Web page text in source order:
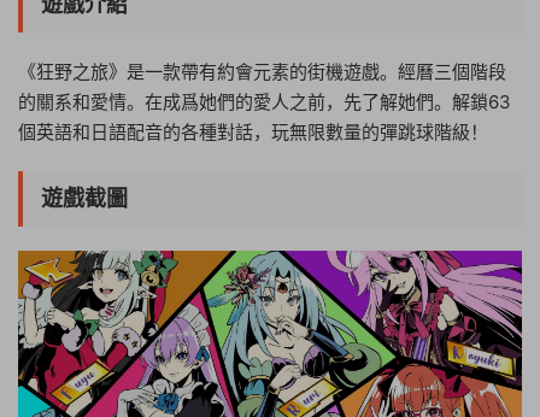
《狂野之旅》是一款帶有約會元素的街機遊戲。經曆三個階段
的關系和愛情。在成爲她們的愛人之前，先了解她們。解鎖63
個英語和日語配音的各種對話，玩無限數量的彈跳球階級！
遊戲截圖